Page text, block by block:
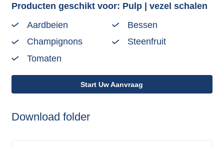
Producten geschikt voor: Pulp | vezel schalen
Aardbeien
Bessen
Champignons
Steenfruit
Tomaten
Start Uw Aanvraag
Download folder